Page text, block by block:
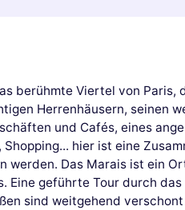
berühmte Viertel von
Herrenhäusern, seinen
und Cafés, eines
hier ist eine
werden. Das Marais ist ein
geführte Tour durch
sind weitgehend